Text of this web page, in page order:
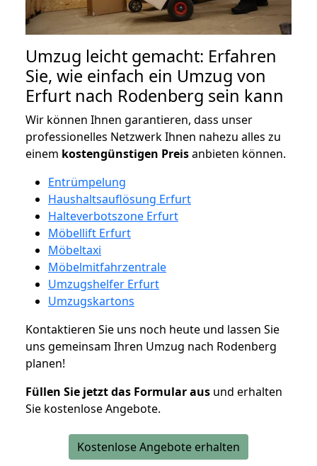
Umzug leicht gemacht: Erfahren
Sie, wie einfach ein Umzug von
Erfurt nach Rodenberg sein kann
Wir können Ihnen garantieren, dass unser
professionelles Netzwerk Ihnen nahezu alles zu
einem kostengünstigen Preisanbieten können.
Entrümpelung
Haushaltsauflösung Erfurt
Halteverbotszone Erfurt
Möbellift Erfurt
Möbeltaxi
Möbelmitfahrzentrale
Umzugshelfer Erfurt
Umzugskartons
Kontaktieren Sie uns noch heute und lassen Sie
uns gemeinsam Ihren Umzug nach Rodenberg
planen!
Füllen Sie jetzt das Formular aus und erhalten
Sie kostenlose Angebote.
Kostenlose Angebote erhalten